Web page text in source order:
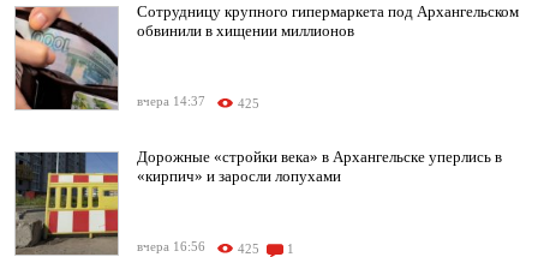
Сотрудницу крупного гипермаркета под Архангельском
обвинили в хищении миллионов
вчера 14:37 425
Дорожные «стройки века» в Архангельске уперлись в
«кирпич» и заросли лопухами
вчера 16:56 425 1